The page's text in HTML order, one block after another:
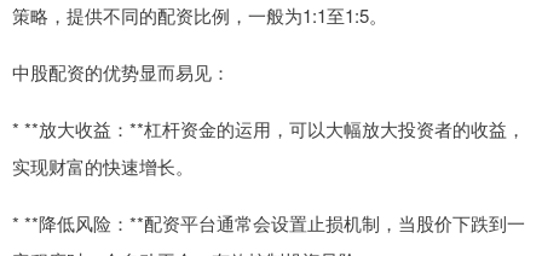
策略，提供不同的配资比例，一般为1:1至1:5。
中股配资的优势显而易见：
* **放大收益：**杠杆资金的运用，可以大幅放大投资者的收益，
实现财富的快速增长。
* **降低风险：**配资平台通常会设置止损机制，当股价下跌到一